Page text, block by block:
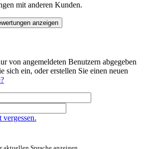
mit anderen Kunden.
anzeigen
von angemeldeten Benutzern abgegeben
sich ein, oder erstellen Sie einen neuen
vergessen.